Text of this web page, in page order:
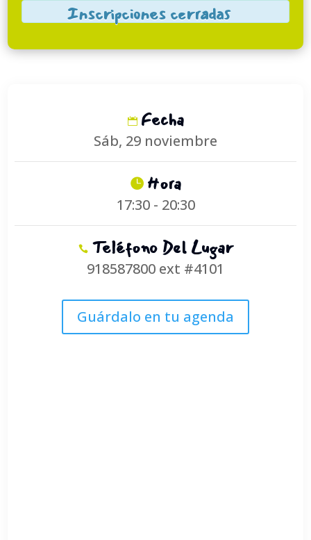
Inscripciones cerradas
Fecha
Sáb, 29 noviembre
Hora
17:30 - 20:30
Teléfono Del Lugar
918587800 ext #4101
Guárdalo en tu agenda